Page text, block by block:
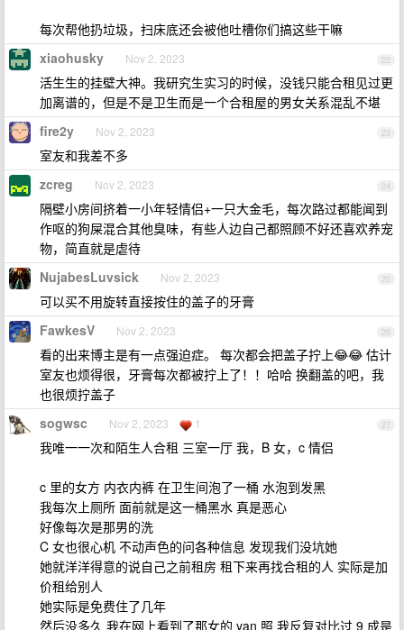
每次帮他扔垃圾，扫床底还会被他吐槽你们搞这些干嘛
22
xiaohusky Nov 2, 2023
活生生的挂壁大神。我研究生实习的时候，没钱只能合租见过更
加离谱的，但是不是卫生而是一个合租屋的男女关系混乱不堪
23
fire2y Nov 2, 2023
室友和我差不多
24
zcreg Nov 2, 2023
隔壁小房间挤着一小年轻情侣+一只大金毛，每次路过都能闻到
作呕的狗屎混合其他臭味，有些人边自己都照顾不好还喜欢养宠
物，简直就是虐待
25
NujabesLuvsick Nov 2, 2023
可以买不用旋转直接按住的盖子的牙膏
26
FawkesV Nov 2, 2023
看的出来博主是有一点强迫症。 每次都会把盖子拧上😂😂 估计
室友也烦得很，牙膏每次都被拧上了！！哈哈 换翻盖的吧，我
也很烦拧盖子
27
sogwsc Nov 2, 2023 1
我唯一一次和陌生人合租 三室一厅 我，B 女，c 情侣
c 里的女方 内衣内裤 在卫生间泡了一桶 水泡到发黑
我每次上厕所 面前就是这一桶黑水 真是恶心
好像每次是那男的洗
C 女也很心机 不动声色的问各种信息 发现我们没坑她
她就洋洋得意的说自己之前租房 租下来再找合租的人 实际是加
价租给别人
她实际是免费住了几年
然后没多久 我在网上看到了那女的 yan 照 我反复对比过 9 成是